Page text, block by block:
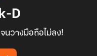
D
นวางมือถือไม่ลง!